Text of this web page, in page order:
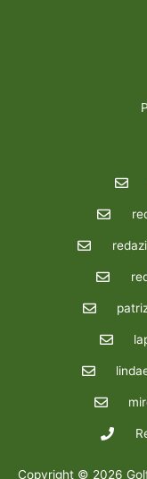
Copyright © 2026